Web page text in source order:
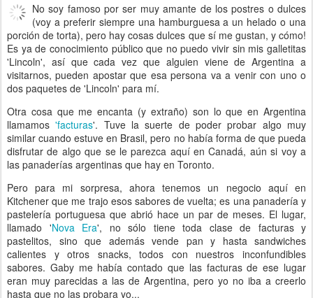
No soy famoso por ser muy amante de los postres o dulces
(voy a preferir siempre una hamburguesa a un helado o una
porción de torta), pero hay cosas dulces que sí me gustan, y cómo!
Es ya de conocimiento público que no puedo vivir sin mis galletitas
'Lincoln', así que cada vez que alguien viene de Argentina a
visitarnos, pueden apostar que esa persona va a venir con uno o
dos paquetes de 'Lincoln' para mí.
Otra cosa que me encanta (y extraño) son lo que en Argentina
llamamos'facturas'. Tuve la suerte de poder probar algo muy
similar cuando estuve en Brasil, pero no había forma de que pueda
disfrutar de algo que se le parezca aquí en Canadá, aún si voy a
las panaderías argentinas que hay en Toronto.
Pero para mi sorpresa, ahora tenemos un negocio aquí en
Kitchener que me trajo esos sabores de vuelta; es una panadería y
pastelería portuguesa que abrió hace un par de meses. El lugar,
llamado 'Nova Era', no sólo tiene toda clase de facturas y
pastelitos, sino que además vende pan y hasta sandwiches
calientes y otros snacks, todos con nuestros inconfundibles
sabores. Gaby me había contado que las facturas de ese lugar
eran muy parecidas a las de Argentina, pero yo no iba a creerlo
hasta que no las probara yo...